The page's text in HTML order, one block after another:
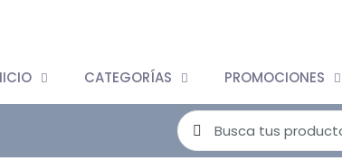
CATEGORÍAS PROMOCIONES